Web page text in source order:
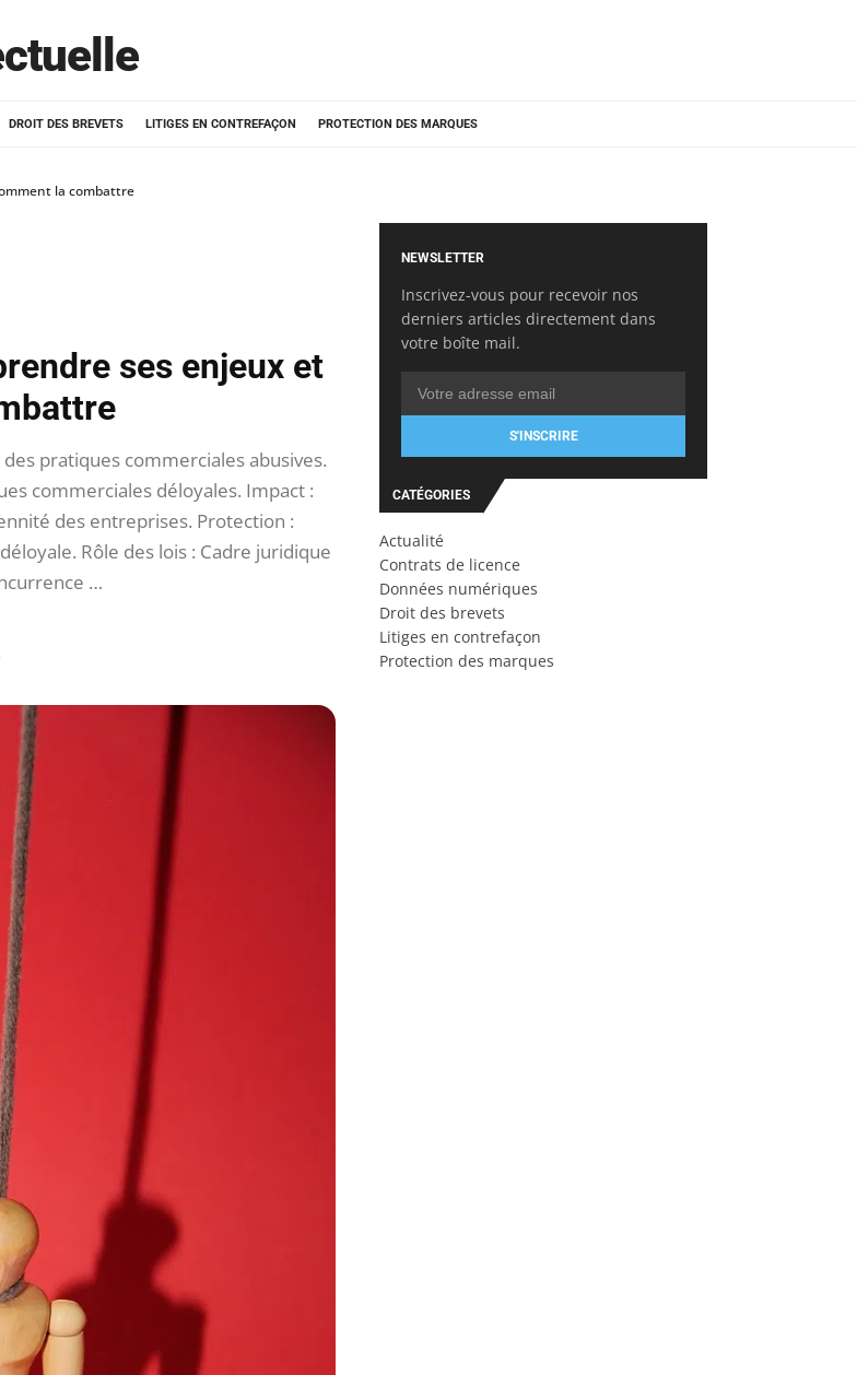
DROIT DES BREVETS LITIGES EN CONTREFAÇON PROTECTION DES MARQUES
la combattre
ses enjeux et
pratiques commerciales abusives.
commerciales déloyales. Impact :
des entreprises. Protection :
Rôle des lois : Cadre juridique
…
NEWSLETTER
Inscrivez-vous pour recevoir nos
derniers articles directement dans
votre boîte mail.
S'INSCRIRE
CATÉGORIES
Actualité
Contrats de licence
Données numériques
Droit des brevets
Litiges en contrefaçon
Protection des marques